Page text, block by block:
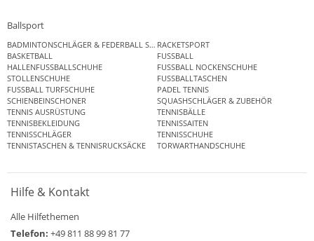
Ballsport
BADMINTONSCHLÄGER & FEDERBALL SETSRACKETSPORT
BASKETBALL
FUSSBALL
HALLENFUSSBALLSCHUHE
FUSSBALL NOCKENSCHUHE
STOLLENSCHUHE
FUSSBALLTASCHEN
FUSSBALL TURFSCHUHE
PADEL TENNIS
SCHIENBEINSCHONER
SQUASHSCHLÄGER & ZUBEHÖR
TENNIS AUSRÜSTUNG
TENNISBÄLLE
TENNISBEKLEIDUNG
TENNISSAITEN
TENNISSCHLÄGER
TENNISSCHUHE
TENNISTASCHEN & TENNISRUCKSÄCKE
TORWARTHANDSCHUHE
Hilfe & Kontakt
Alle Hilfethemen
Telefon: +49 811 88 99 81 77